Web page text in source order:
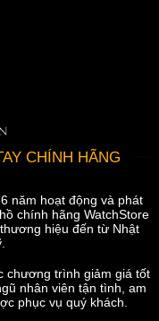
CHÍNH HÃNG
năm hoạt động và phát
chính hãng WatchStore
hiệu đến từ Nhật
chương trình giảm giá tốt
nhân viên tận tình, am
phục vụ quý khách.